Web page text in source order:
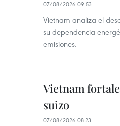
07/08/2026 09:53
Vietnam analiza el
su dependencia
emisiones.
Vietnam
suizo
07/08/2026 08:23